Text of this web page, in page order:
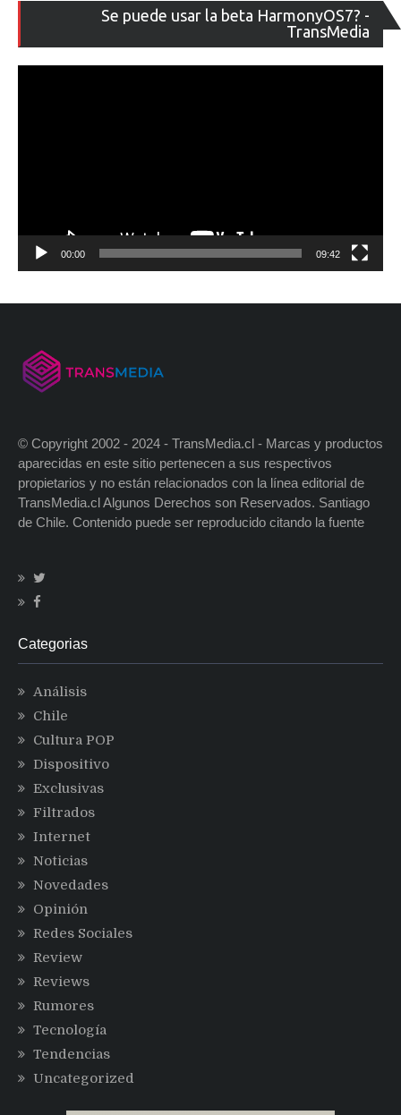
Se puede usar la beta HarmonyOS7? -
TransMedia
de
00:00 09:42
© Copyright 2002 - 2024 - TransMedia.cl - Marcas y productos
aparecidas en este sitio pertenecen a sus respectivos
propietarios y no están relacionados con la línea editorial de
TransMedia.cl Algunos Derechos son Reservados. Santiago
de Chile. Contenido puede ser reproducido citando la fuente
Categorias
Análisis
Chile
Cultura POP
Dispositivo
Exclusivas
Filtrados
Internet
Noticias
Novedades
Opinión
Redes Sociales
Review
Reviews
Rumores
Tecnología
Tendencias
Uncategorized